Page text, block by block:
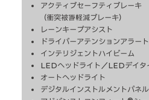
​アクティブセーフティブレーキ
（衝突被害軽減ブレーキ）
レーンキープアシスト
ドライバーアテンションアラート
インテリジェントハイビーム
LEDヘッドライト／LEDデイタ
オートヘッドライト
デジタルインストルメントパネル